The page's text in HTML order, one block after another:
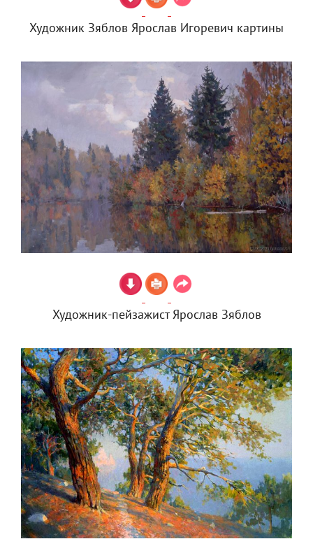
Художник Зяблов Ярослав Игоревич картины
Художник-пейзажист Ярослав Зяблов